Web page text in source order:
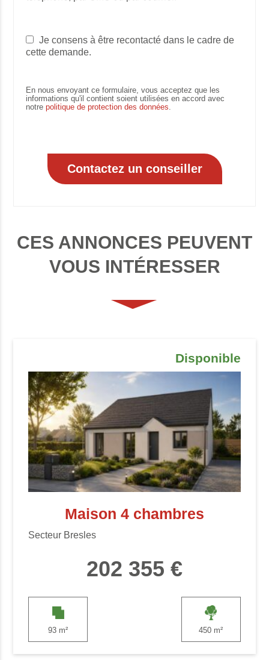
Je consens à être recontacté dans le cadre de
cette demande.
En nous envoyant ce formulaire, vous acceptez que les
informations qu'il contient soient utilisées en accord avec
notrepolitique de protection des données
CES ANNONCES PEUVENT
VOUS INTÉRESSER
Disponible
Maison 4 chambres
Secteur Bresles
202 355 €
93 m² 450 m²